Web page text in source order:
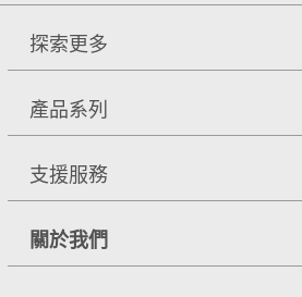
探索更多
產品系列
支援服務
關於我們